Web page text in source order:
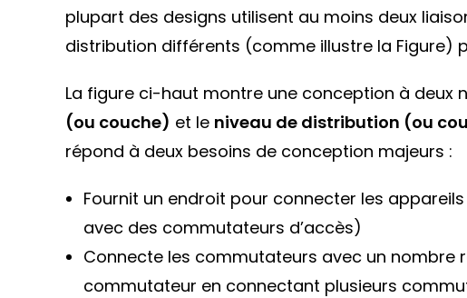
plupart des designs utilisent au moins deux
distribution différents (comme illustre la Figure)
La figure ci-haut montre une conception à deux
(ou couche) et le niveau de distribution (ou
répond à deux besoins de conception majeurs :
Fournit un endroit pour connecter les
avec des commutateurs d’accès)
Connecte les commutateurs avec un nombre
commutateur en connectant plusieurs